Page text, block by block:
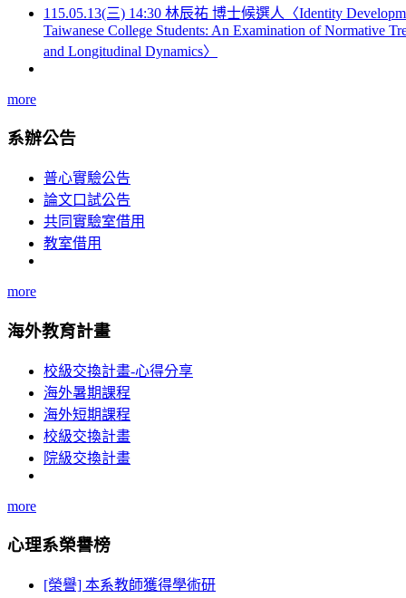
115.05.13(三) 14:30 林辰祐 博士候選人〈Identity
Taiwanese College Students: An Examination of Normative
and Longitudinal Dynamics〉
more
系辦公告
普心實驗公告
論文口試公告
共同實驗室借用
教室借用
more
海外教育計畫
校級交換計畫-心得分享
海外暑期課程
海外短期課程
校級交換計畫
院級交換計畫
more
心理系榮譽榜
[榮譽] 本系教師獲得學術研